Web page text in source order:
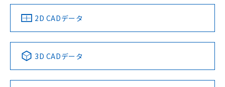
中国 RoHS 注意事項・凡例
Pb Hg Cd Cr(VI)
（イギリス
船舶規格）
（ノルウェー
（フランス
（韓国
No No No No
この製品の規格認証/適合状況ページへ
その他の認証はこちらのページからご検索ください
2D CADデータ
3D CADデータ